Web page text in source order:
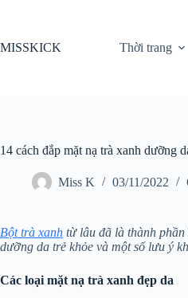
nội
MISSKICK Thời trang
14 cách đắp mặt nạ trà xanh dưỡng
Miss K 03/11/2022
Bột trà xanh từ lâu đã là thành phần
dưỡng da trẻ khỏe và một số lưu ý
Các loại mặt nạ trà xanh đẹp da